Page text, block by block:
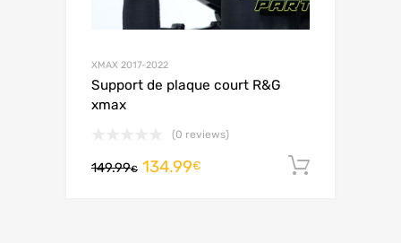
XMAX 2017-2022
Support de plaque court R&G
xmax
(0 reviews)
149.99€ 134.99€